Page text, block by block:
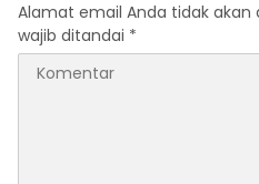
Alamat email Anda tidak akan
wajib ditandai *